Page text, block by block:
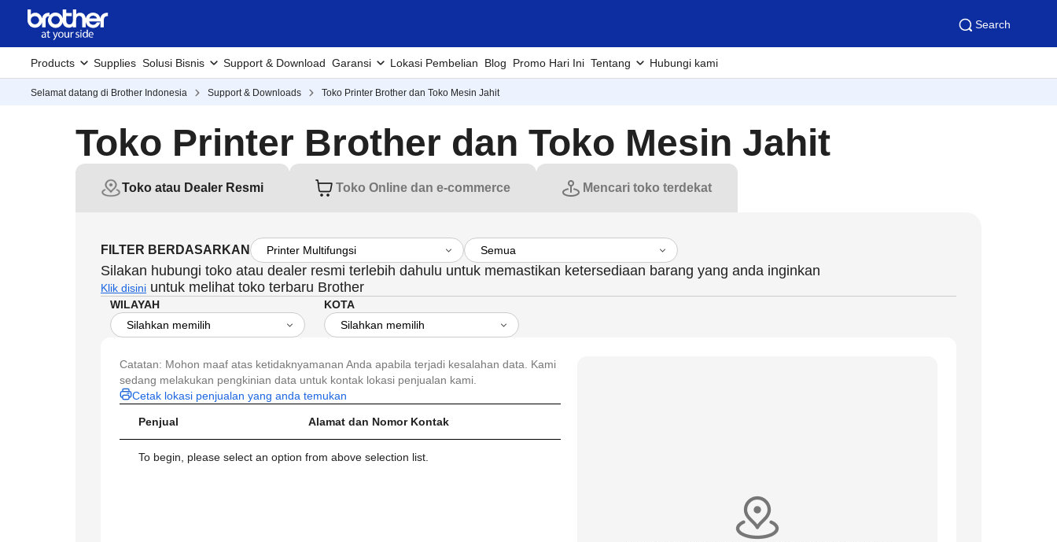
Search
Products Supplies Solusi Bisnis Support & Download Garansi Lokasi Pembelian Blog Promo Hari Ini Tentang Hubungi kami
Selamat datang di Brother Indonesia Support & Downloads Toko Printer Brother dan Toko Mesin Jahit
Toko Printer Brother dan Toko Mesin Jahit
Toko atau Dealer Resmi Toko Online dan e-commerce Mencari toko terdekat
FILTER BERDASARKAN
Silakan hubungi toko atau dealer resmi terlebih dahulu untuk memastikan ketersediaan barang yang anda inginkan
Klik disini untuk melihat toko terbaru Brother
WILAYAH KOTA
Catatan: Mohon maaf atas ketidaknyamanan Anda apabila terjadi kesalahan data. Kami
sedang melakukan pengkinian data untuk kontak lokasi penjualan kami.
Cetak lokasi penjualan yang anda temukan
Penjual Alamat dan Nomor Kontak
To begin, please select an option from above selection list.